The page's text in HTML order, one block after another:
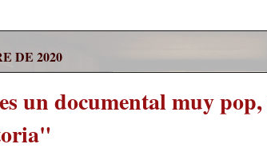
DE 2020
un documental muy